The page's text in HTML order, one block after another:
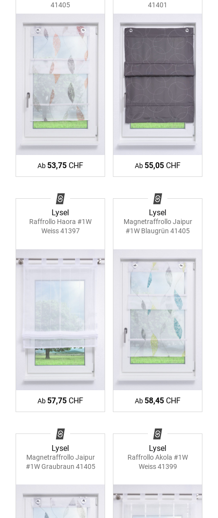
41405
Ab 53,75 CHF
41401
Ab 55,05 CHF
Lysel
Raffrollo Haora #1W
Weiss 41397
Ab 57,75 CHF
Lysel
Magnetraffrollo Jaipur
#1W Blaugrün 41405
Ab 58,45 CHF
Lysel
Magnetraffrollo Jaipur
#1W Graubraun 41405
Lysel
Raffrollo Akola #1W
Weiss 41399